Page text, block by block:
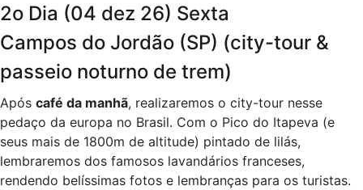
2o Dia (04 dez 26) Sexta
Campos do Jordão (SP) (city-tour &
passeio noturno de trem)
Após café da manhã, realizaremos o city-tour nesse
pedaço da europa no Brasil. Com o Pico do Itapeva (e
seus mais de 1800m de altitude) pintado de lilás,
lembraremos dos famosos lavandários franceses,
rendendo belíssimas fotos e lembranças para os turistas.